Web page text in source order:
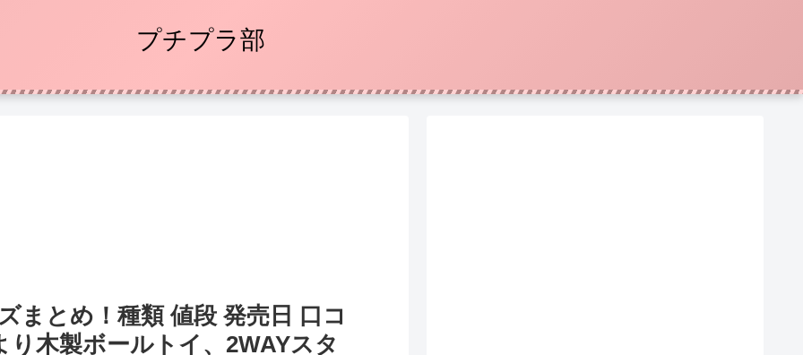
プチプラ部
まとめ！種類 値段 発売日 口コ
木製ボールトイ、2WAYスタ